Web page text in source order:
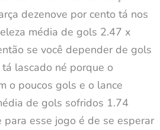
dezenove por cento tá nos
média de gols 2.47 x
se você depender de gols
lascado né porque o
o poucos gols e o lance
de gols sofridos 1.74
para esse jogo é de se esperar